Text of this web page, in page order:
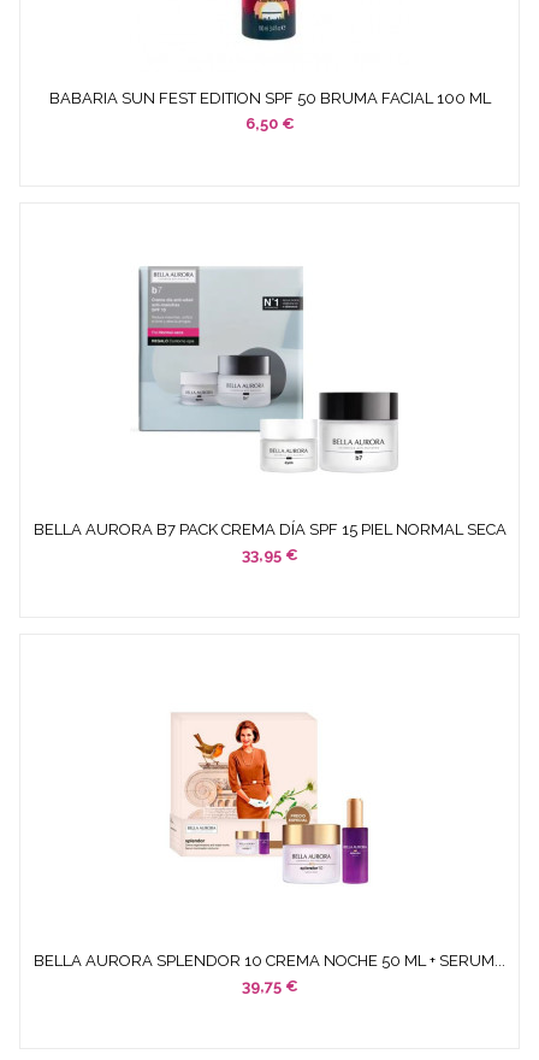
BABARIA SUN FEST EDITION SPF 50 BRUMA FACIAL 100 ML
6,50 €
BELLA AURORA B7 PACK CREMA DÍA SPF 15 PIEL NORMAL SECA
50...
33,95 €
BELLA AURORA SPLENDOR 10 CREMA NOCHE 50 ML + SERUM...
39,75 €